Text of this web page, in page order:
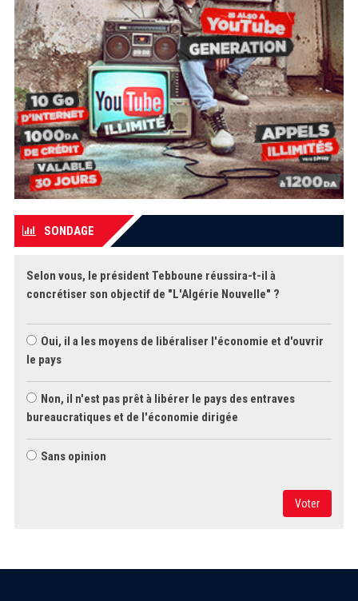
SONDAGE
Selon vous, le président Tebboune réussira-t-il à
concrétiser son objectif de "L'Algérie Nouvelle" ?
Oui, il a les moyens de libéraliser l'économie et d'ouvrir
le pays
Non, il n'est pas prêt à libérer le pays des entraves
bureaucratiques et de l'économie dirigée
Sans opinion
Voter